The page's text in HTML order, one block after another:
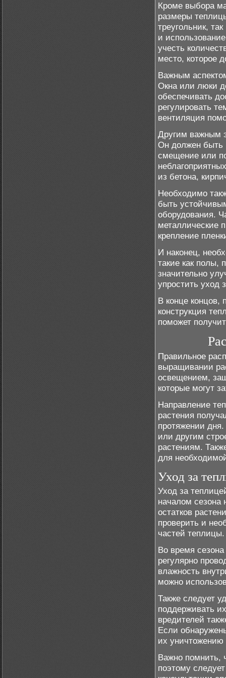
Кроме выбора
размеры
треугольник,
и
учесть
место, которое
Важным
Окна или люки
обеспечивать
регулировать
вентиляция
Другим важным
Он должен быть
смещение или
из бетона,
Необходимо
быть
оборудования.
металлические
крепление
И наконец,
такие как полы,
значительно
упростить уход
В конце концов,
конструкция
поможет
Правильное
выращивании
освещением,
которые могут
Направление
растения
протяжении
или другим
растениям.
для
Уход за
Уход за
началом сезона
остатков
проверить и
частей теплицы.
Во время
регулярно
влажность
можно
Также следует
поддерживать
вредителей
Если
их
Важно помнить,
поэтому